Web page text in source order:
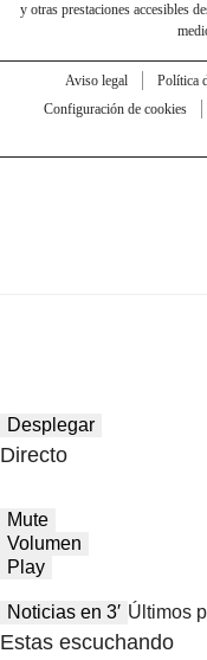
y otras prestaciones accesibles
Aviso legal Política
Configuración de cookies
Desplegar
Directo
Mute
Volumen
Play
Noticias en 3′ Últimos
Estas escuchando